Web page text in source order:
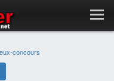
concours